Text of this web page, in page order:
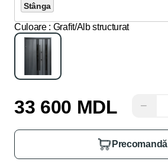
Stânga
Culoare : Grafit/Alb structurat
33 600 MDL −
Precomandă